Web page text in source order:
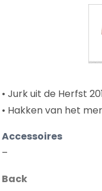
• Jurk uit de Herfst
• Hakken van het
Accessoires
–
Back